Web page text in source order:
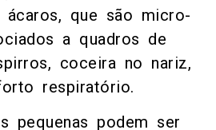
ácaros, que são micro-
a quadros de
coceira no nariz,
respiratório.
pequenas podem ser